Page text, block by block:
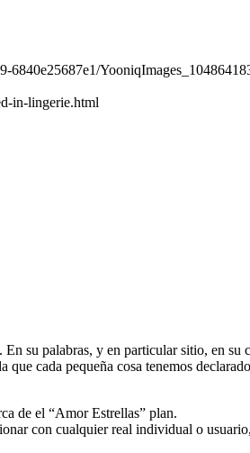
6840e25687e1/
in-lingerie.html
su palabras, y en particular sitio, en su
cada pequeña cosa tenemos
de el “Amor Estrellas” plan.
con cualquier real individual o